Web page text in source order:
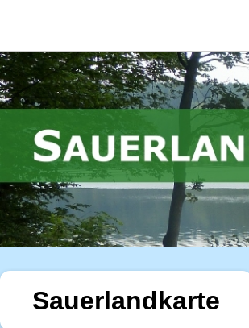
Sauerlandkarte